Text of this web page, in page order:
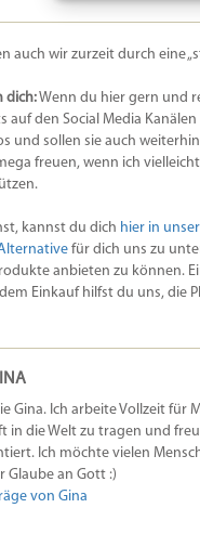
auch wir zurzeit durch eine
dich:Wenn du hier gern und
auf den Social Media
und sollen sie auch
freuen, wenn ich
kannst du dich hier in
für dich uns zu
anbieten zu können.
Einkauf hilfst du uns, die
Gina. Ich arbeite Vollzeit für
in die Welt zu tragen und
Ich möchte vielen
Glaube an Gott :)
von Gina